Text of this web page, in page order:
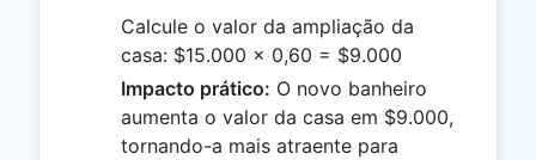
Calcule o valor da ampliação da
casa: $15.000 × 0,60 = $9.000
Impacto prático: O novo banheiro
aumenta o valor da casa em $9.000,
tornando-a mais atraente para